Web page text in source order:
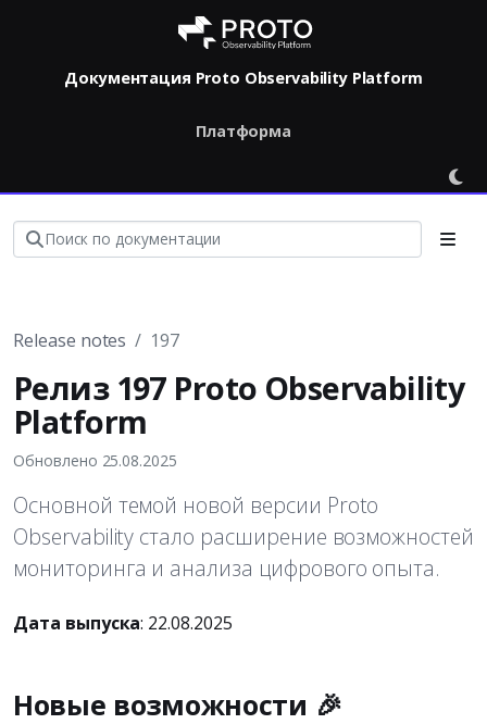
Документация Proto Observability Platform
Платформа
Release notes 197
Релиз 197 Proto Observability
Platform
Обновлено 25.08.2025
Основной темой новой версии Proto
Observability стало расширение возможностей
мониторинга и анализа цифрового опыта.
Дата выпуска: 22.08.2025
Новые возможности 🎉